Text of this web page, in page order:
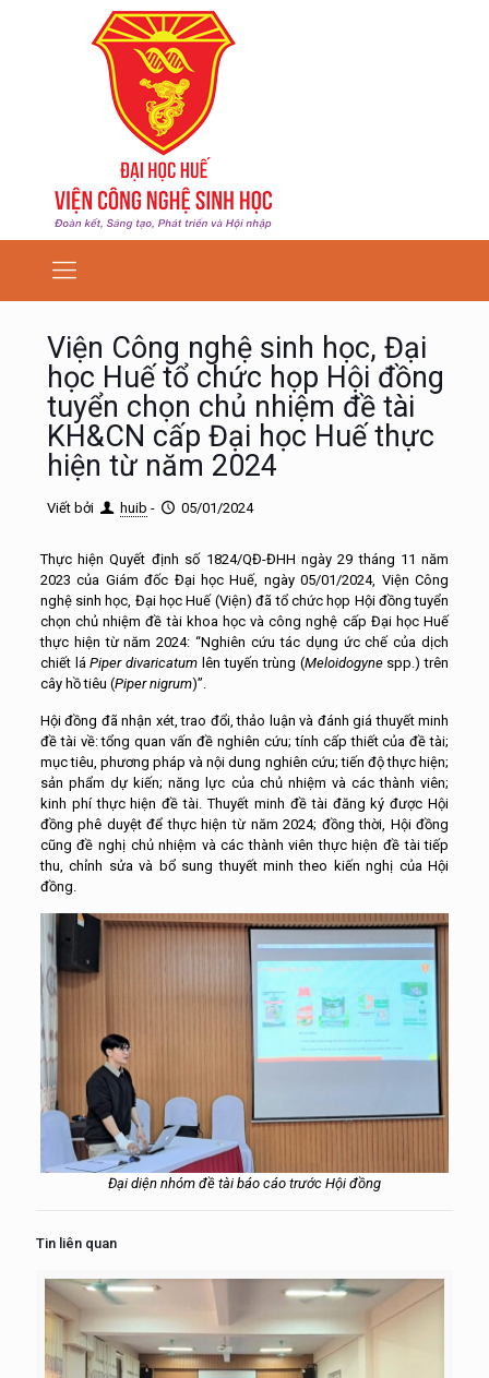
Viện Công nghệ sinh học, Đại
học Huế tổ chức họp Hội đồng
tuyển chọn chủ nhiệm đề tài
KH&CN cấp Đại học Huế thực
hiện từ năm 2024
Viết bởi huib - 05/01/2024
Thực hiện Quyết định số 1824/QĐ-ĐHH ngày 29 tháng 11 năm
2023 của Giám đốc Đại học Huế, ngày 05/01/2024, Viện Công
nghệ sinh học, Đại học Huế (Viện) đã tổ chức họp Hội đồng tuyển
chọn chủ nhiệm đề tài khoa học và công nghệ cấp Đại học Huế
thực hiện từ năm 2024: “Nghiên cứu tác dụng ức chế của dịch
chiết láPiper divaricatum lên tuyến trùng (Meloidogynespp.) trên
cây hồ tiêu (Piper nigrum)”.
Hội đồng đã nhận xét, trao đổi, thảo luận và đánh giá thuyết minh
đề tài về: tổng quan vấn đề nghiên cứu; tính cấp thiết của đề tài;
mục tiêu, phương pháp và nội dung nghiên cứu; tiến độ thực hiện;
sản phẩm dự kiến; năng lực của chủ nhiệm và các thành viên;
kinh phí thực hiện đề tài. Thuyết minh đề tài đăng ký được Hội
đồng phê duyệt để thực hiện từ năm 2024; đồng thời, Hội đồng
cũng đề nghị chủ nhiệm và các thành viên thực hiện đề tài tiếp
thu, chỉnh sửa và bổ sung thuyết minh theo kiến nghị của Hội
đồng.
Đại diện nhóm đề tài báo cáo trước Hội đồng
Tin liên quan